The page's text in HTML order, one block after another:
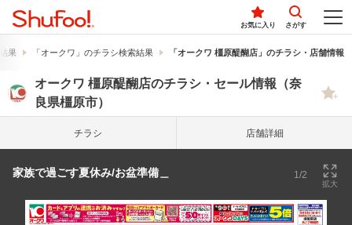
お気に入り さがす
果 「オークワ」のチラシ検索結果 「オークワ 橿原醍醐店」のチラシ・店舗情報
オークワ 橿原醍醐店のチラシ・セール情報（奈
良県橿原市）
チラシ 店舗詳細
家族で過ごす夏休み/お盆準備＿ 1/2
拡大